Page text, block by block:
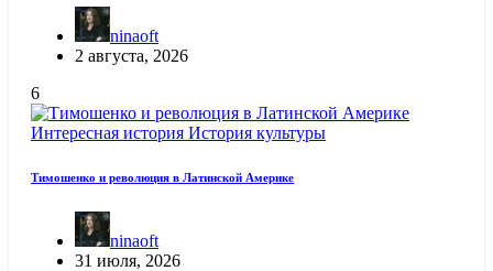
ninaoft
2 августа, 2026
6
Интересная история История культуры
Тимошенко и революция в Латинской Америке
ninaoft
31 июля, 2026